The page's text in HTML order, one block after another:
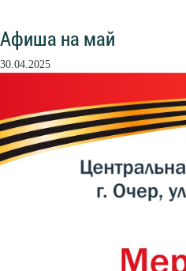
Афиша на май
30.04.2025